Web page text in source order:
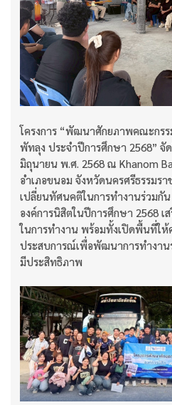
โครงการ “พัฒนาศักยภาพคณะกรร
พัทลุง ประจำปีการศึกษา 2568” จั
มิถุนายน พ.ศ. 2568 ณ Khanom
อำเภอขนอม จังหวัดนครศรีธรรมร
เปลี่ยนทัศนคติในการทำงานร่วมกั
องค์การนิสิตในปีการศึกษา 2568 เ
ในการทำงาน พร้อมทั้งเปิดพื้นที่ให้
ประสบการณ์เพื่อพัฒนาการทำงาน
มีประสิทธิภาพ